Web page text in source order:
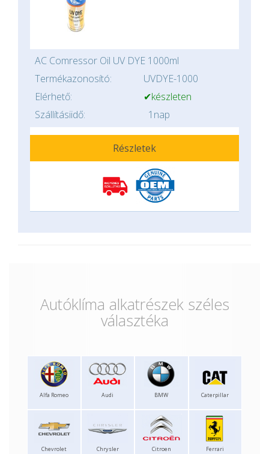
AC Comressor Oil UV DYE 1000ml
Termékazonosító:
UVDYE-1000
Elérhető:
✔készleten
Szállításiidő:
1nap
Részletek
Autóklíma alkatrészek széles
választéka
Alfa Romeo Audi BMW Caterpillar
Chevrolet Chrysler Citroen Ferrari